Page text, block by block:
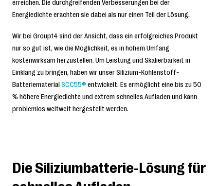
erreichen. Die durchgreifenden Verbesserungen bei der
Energiedichte erachten sie dabei als nur einen Teil der Lösung.
Wir bei Group14 sind der Ansicht, dass ein erfolgreiches Produkt
nur so gut ist, wie die Möglichkeit, es in hohem Umfang
kostenwirksam herzustellen. Um Leistung und Skalierbarkeit in
Einklang zu bringen, haben wir unser Silizium-Kohlenstoff-
BatteriematerialSCC55® entwickelt. Es ermöglicht eine bis zu 50
% höhere Energiedichte und extrem schnelles Aufladen und kann
problemlos weltweit hergestellt werden.
Die Siliziumbatterie-Lösung für